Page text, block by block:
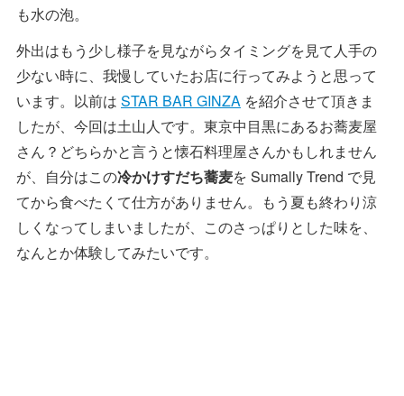
も水の泡。
外出はもう少し様子を見ながらタイミングを見て人手の
少ない時に、我慢していたお店に行ってみようと思って
います。以前は STAR BAR GINZA を紹介させて頂きま
したが、今回は土山人です。東京中目黒にあるお蕎麦屋
さん？どちらかと言うと懐石料理屋さんかもしれません
が、自分はこの冷かけすだち蕎麦を Sumally Trend で見
てから食べたくて仕方がありません。もう夏も終わり涼
しくなってしまいましたが、このさっぱりとした味を、
なんとか体験してみたいです。